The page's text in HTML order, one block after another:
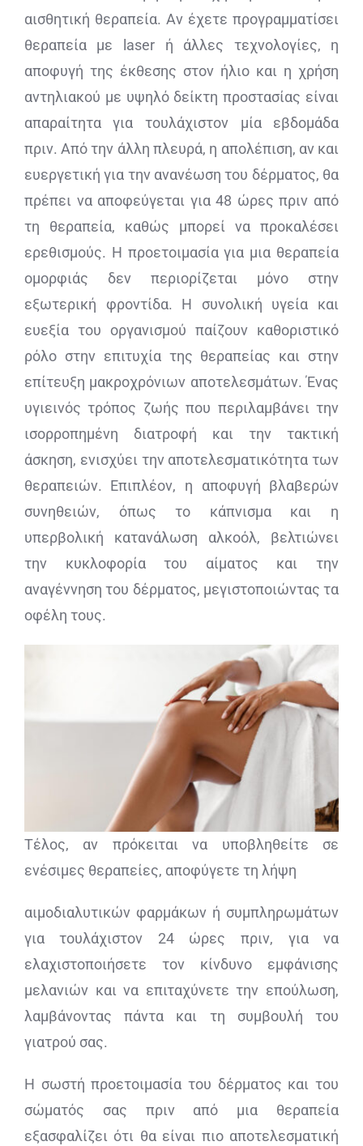
αισθητική θεραπεία. Αν έχετε προγραμματίσει
θεραπεία με laser ή άλλες τεχνολογίες, η
αποφυγή της έκθεσης στον ήλιο και η χρήση
αντηλιακού με υψηλό δείκτη προστασίας είναι
απαραίτητα για τουλάχιστον μία εβδομάδα
πριν. Από την άλλη πλευρά, η απολέπιση, αν και
ευεργετική για την ανανέωση του δέρματος, θα
πρέπει να αποφεύγεται για 48 ώρες πριν από
τη θεραπεία, καθώς μπορεί να προκαλέσει
ερεθισμούς. Η προετοιμασία για μια θεραπεία
ομορφιάς δεν περιορίζεται μόνο στην
εξωτερική φροντίδα. Η συνολική υγεία και
ευεξία του οργανισμού παίζουν καθοριστικό
ρόλο στην επιτυχία της θεραπείας και στην
επίτευξη μακροχρόνιων αποτελεσμάτων. Ένας
υγιεινός τρόπος ζωής που περιλαμβάνει την
ισορροπημένη διατροφή και την τακτική
άσκηση, ενισχύει την αποτελεσματικότητα των
θεραπειών. Επιπλέον, η αποφυγή βλαβερών
συνηθειών, όπως το κάπνισμα και η
υπερβολική κατανάλωση αλκοόλ, βελτιώνει
την κυκλοφορία του αίματος και την
αναγέννηση του δέρματος, μεγιστοποιώντας τα
οφέλη τους.
Τέλος, αν πρόκειται να υποβληθείτε σε
ενέσιμες θεραπείες, αποφύγετε τη λήψη
αιμοδιαλυτικών φαρμάκων ή συμπληρωμάτων
για τουλάχιστον 24 ώρες πριν, για να
ελαχιστοποιήσετε τον κίνδυνο εμφάνισης
μελανιών και να επιταχύνετε την επούλωση,
λαμβάνοντας πάντα και τη συμβουλή του
γιατρού σας.
Η σωστή προετοιμασία του δέρματος και του
σώματός σας πριν από μια θεραπεία
εξασφαλίζει ότι θα είναι πιο αποτελεσματική